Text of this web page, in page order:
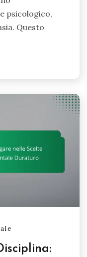
psicologico,
Questo